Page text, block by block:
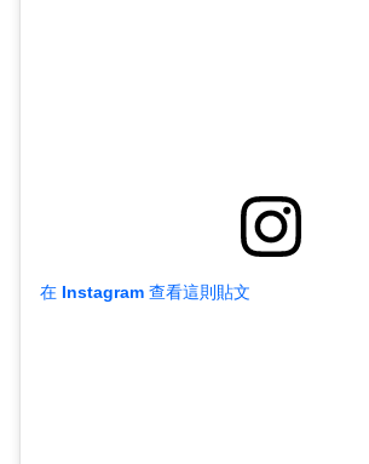
在 Instagram 查看這則貼文